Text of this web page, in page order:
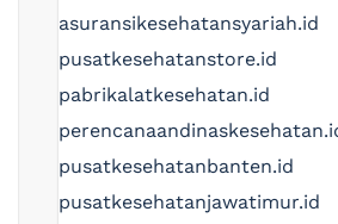
asuransikesehatansyariah.id
pusatkesehatanstore.id
pabrikalatkesehatan.id
pusatkesehatanbanten.id
pusatkesehatanjawatimur.id